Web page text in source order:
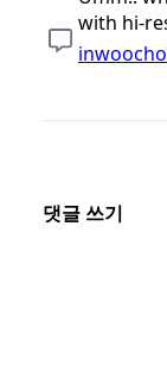
with hi-
댓글 쓰기